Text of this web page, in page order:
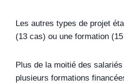
Les autres types de projet
(13 cas) ou une formation
Plus de la moitié des
plusieurs formations